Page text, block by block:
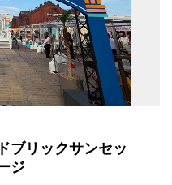
ブリックサンセッ
ジ